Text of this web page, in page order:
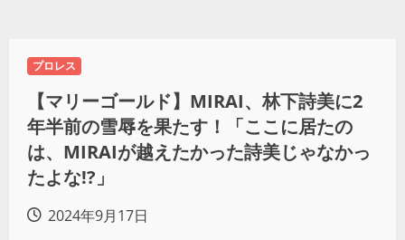
プロレス
【マリーゴールド】MIRAI、林下詩美に2
年半前の雪辱を果たす！「ここに居たの
は、MIRAIが越えたかった詩美じゃなかっ
たよな!?」
2024年9月17日